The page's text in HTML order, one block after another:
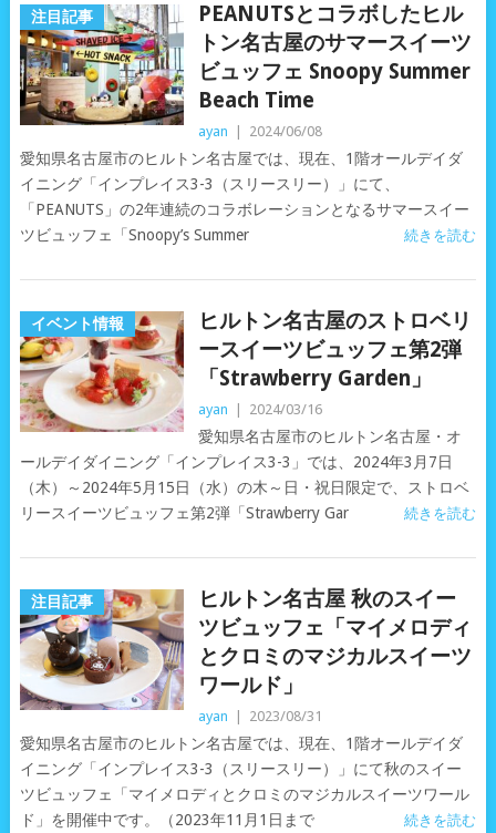
注目記事
PEANUTSとコラボしたヒル
トン名古屋のサマースイーツ
ビュッフェ Snoopy Summer
Beach Time
ayan 2024/06/08
愛知県名古屋市のヒルトン名古屋では、現在、1階オールデイダ
イニング「インプレイス3-3（スリースリー）」にて、
「PEANUTS」の2年連続のコラボレーションとなるサマースイー
ツビュッフェ「Snoopy’s Summer
続きを読む
イベント情報
ヒルトン名古屋のストロベリ
ースイーツビュッフェ第2弾
「Strawberry Garden」
ayan 2024/03/16
愛知県名古屋市のヒルトン名古屋・オ
ールデイダイニング「インプレイス3-3」では、2024年3月7日
（木）～2024年5月15日（水）の木～日・祝日限定で、ストロベ
リースイーツビュッフェ第2弾「Strawberry Gar
続きを読む
注目記事
ヒルトン名古屋 秋のスイー
ツビュッフェ「マイメロディ
とクロミのマジカルスイーツ
ワールド」
ayan 2023/08/31
愛知県名古屋市のヒルトン名古屋では、現在、1階オールデイダ
イニング「インプレイス3-3（スリースリー）」にて秋のスイー
ツビュッフェ「マイメロディとクロミのマジカルスイーツワール
ド」を開催中です。（2023年11月1日まで
続きを読む